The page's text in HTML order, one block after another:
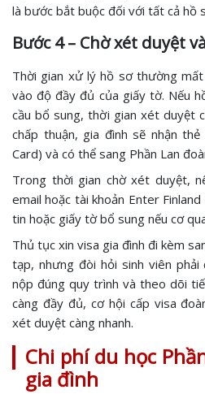
là bước bắt buộc đối với tất cả hồ
Bước 4 – Chờ xét duyệt
Thời gian xử lý hồ sơ thường
vào độ đầy đủ của giấy tờ. Nếu
cầu bổ sung, thời gian xét duyệt
chấp thuận, gia đình sẽ nhận
Card) và có thể sang Phần Lan
Trong thời gian chờ xét duyệt,
email hoặc tài khoản Enter
tin hoặc giấy tờ bổ sung nếu cơ
Thủ tục xin visa gia đình đi kèm
tạp, nhưng đòi hỏi sinh viên
nộp đúng quy trình và theo dõi
càng đầy đủ, cơ hội cấp visa
xét duyệt càng nhanh.
Chi phí du học
gia đình